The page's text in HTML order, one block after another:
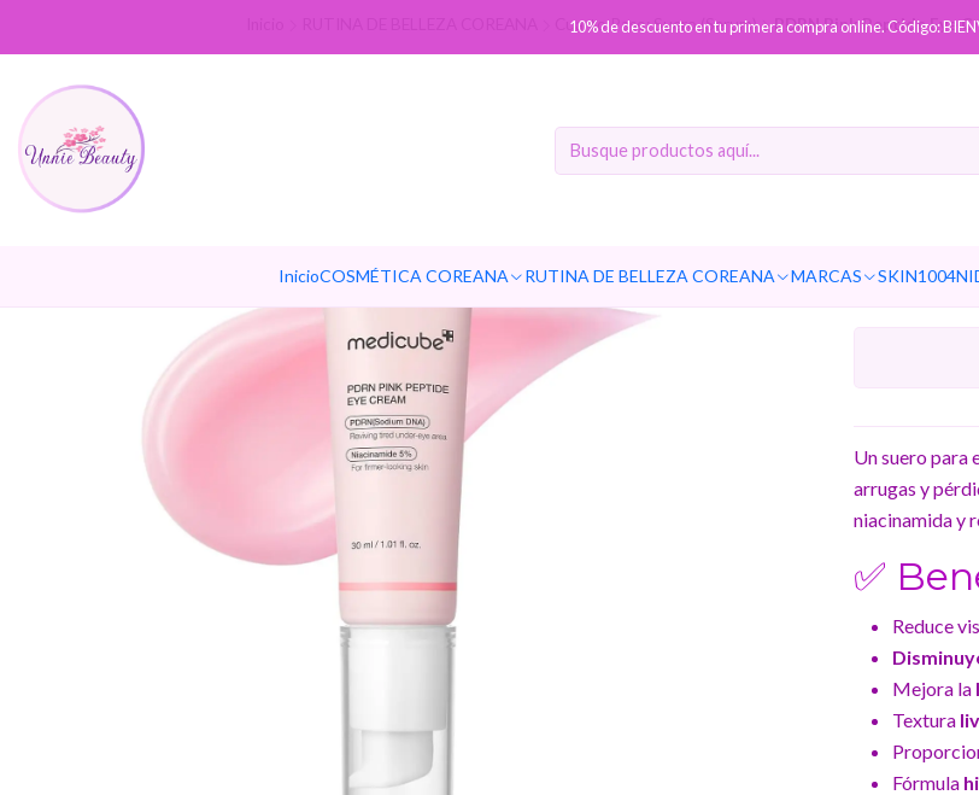
InicioCOSMÉTICA COREANA RUTINA DE BELLEZA COREANA MARCAS SKIN1004
10% de descuento en tu primera compra online. Código:
Cuarto Paso: Suero (Serum) PDRN Pink Peptide Eye
Un suero para
arrugas y
niacinamida y
✅
Reduce
Mejora la
Textura
Fórmula